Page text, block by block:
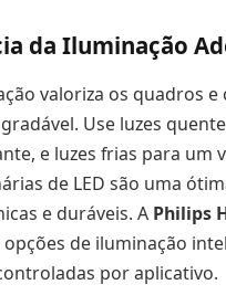
da Iluminação
valoriza os quadros e
Use luzes
e luzes frias para um
de LED são uma
e duráveis. A Philips
opções de iluminação
por aplicativo.